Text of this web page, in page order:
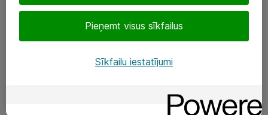
Sekojiet mumsPieņemt visus sīkfailus
Sīkfailu iestatījumi